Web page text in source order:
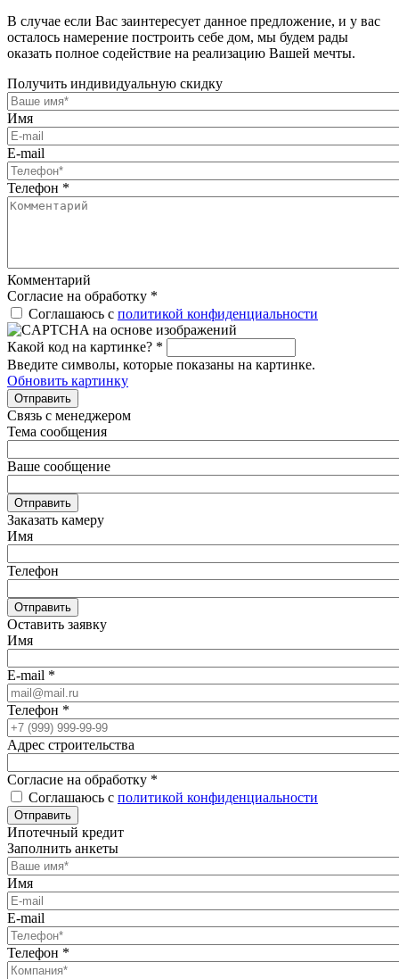
В случае если Вас заинтересует данное предложение, и у вас
осталось намерение построить себе дом, мы будем рады
оказать полное содействие на реализацию Вашей мечты.
Получить индивидуальную скидку
Имя
E-mail
Телефон *
Комментарий
Согласие на обработку *
Соглашаюсь с политикой конфиденциальности
Какой код на картинке? *
Введите символы, которые показаны на картинке.
Обновить картинку
Отправить
Связь с менеджером
Тема сообщения
Ваше сообщение
Отправить
Заказать камеру
Имя
Телефон
Отправить
Оставить заявку
Имя
E-mail *
Телефон *
Адрес строительства
Согласие на обработку *
Соглашаюсь с политикой конфиденциальности
Отправить
Ипотечный кредит
Заполнить анкеты
Имя
E-mail
Телефон *